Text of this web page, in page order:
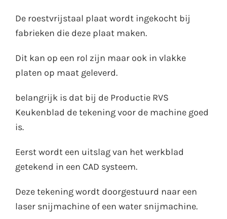
De roestvrijstaal plaat wordt ingekocht bij
fabrieken die deze plaat maken.
Dit kan op een rol zijn maar ook in vlakke
platen op maat geleverd.
belangrijk is dat bij de Productie RVS
Keukenblad de tekening voor de machine goed
is.
Eerst wordt een uitslag van het werkblad
getekend in een CAD systeem.
Deze tekening wordt doorgestuurd naar een
laser snijmachine of een water snijmachine.